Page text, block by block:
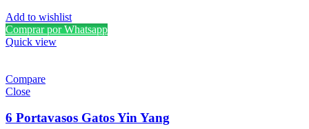
Add to wishlist
Comprar por Whatsapp
Quick view
Compare
Close
6 Portavasos Gatos Yin Yang